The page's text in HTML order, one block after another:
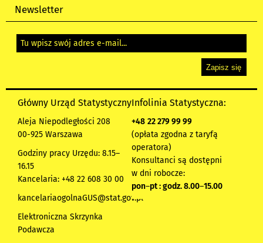
Newsletter
Główny Urząd Statystyczny
Aleja Niepodległości 208
00-925 Warszawa
Godziny pracy Urzędu: 8.15–
16.15
Kancelaria: +48 22 608 30 00
kancelariaogolnaGUS@stat.gov.pl
Elektroniczna Skrzynka
Podawcza
Infolinia Statystyczna:
+48 22 279 99 99
(opłata zgodna z taryfą
operatora)
Konsultanci są dostępni
w dni robocze:
pon–pt : godz. 8.00–15.00